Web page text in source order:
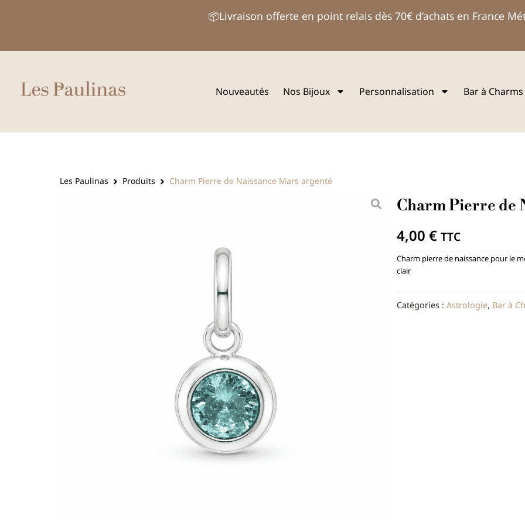
📦Livraison offerte en point relais dès 70€ d’achats en France
Nouveautés Nos Bijoux Personnalisation Bar à Charms
Les Paulinas Produits Charm Pierre de Naissance Mars argenté
Charm Pierre de
4,00 € TTC
Charm pierre de naissance pour le
clair
Catégories : Astrologie, Bar à